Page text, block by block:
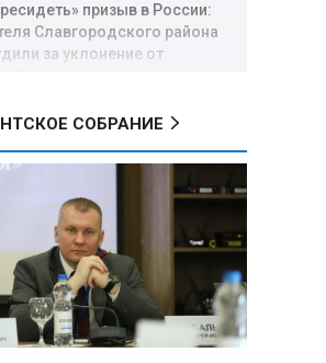
призыв в России:
Славгородского района
за уклонение от
В Свердловской области
дронов «Упырь»
Российские пловцы
все золотые медали
дня Кубка мира по
плаванию
Александр Новак:
АЗС начнут
СОБРАНИЕ